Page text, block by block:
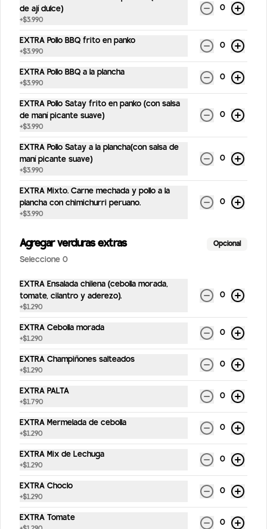
$2.990
Jugo de Manzana Mango AMA
Jugo de Manzana AMA 300 ml
Jugo de Manzana Ciruela AMA
Gaseosas
Coca Cola Zero 1.5lt
1.5lt
de ají dulce)
+$3.990
0
EXTRA Pollo BBQ frito en panko
+$3.990
0
EXTRA Pollo BBQ a la plancha
+$3.990
0
EXTRA Pollo Satay frito en panko (con salsa
de maní picante suave)
+$3.990
0
EXTRA Pollo Satay a la plancha(con salsa de
maní picante suave)
+$3.990
0
EXTRA Mixto. Carne mechada y pollo a la
plancha con chimichurri peruano.
+$3.990
0
Agregar verduras extras Opcional
Seleccione 0
EXTRA Ensalada chilena (cebolla morada,
tomate, cilantro y aderezo).
+$1.290
0
EXTRA Cebolla morada
+$1.290
0
EXTRA Champiñones salteados
+$1.290
0
EXTRA PALTA
+$1.790
0
EXTRA Mermelada de cebolla
+$1.290
0
EXTRA Mix de Lechuga
+$1.290
0
EXTRA Choclo
+$1.290
0
EXTRA Tomate
0